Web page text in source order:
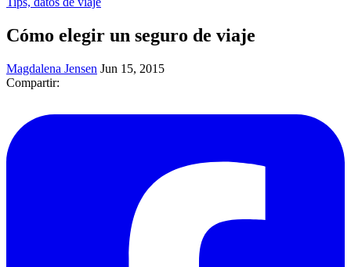
Cómo elegir un seguro de viaje
Magdalena Jensen Jun 15, 2015
Compartir: